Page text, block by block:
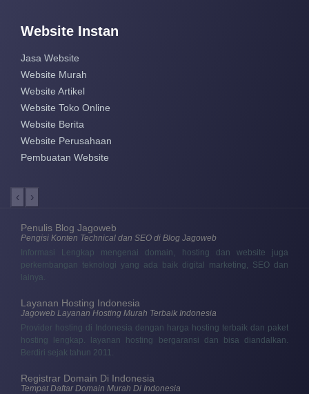
Website Instan
Jasa Website
Website Murah
Website Artikel
Website Toko Online
Website Berita
Website Perusahaan
Pembuatan Website
‹ ›
Penulis Blog Jagoweb
Pengisi Konten Technical dan SEO di Blog Jagoweb
Informasi Lengkap mengenai domain, hosting dan website juga
perkembangan teknologi yang ada baik digital marketing, SEO dan
lainya.
Layanan Hosting Indonesia
Jagoweb Layanan Hosting Murah Terbaik Indonesia
Provider hosting di Indonesia dengan harga hosting terbaik dan paket
hosting lengkap. layanan hosting bergaransi dan bisa diandalkan.
Berdiri sejak tahun 2011.
Registrar Domain Di Indonesia
Tempat Daftar Domain Murah Di Indonesia